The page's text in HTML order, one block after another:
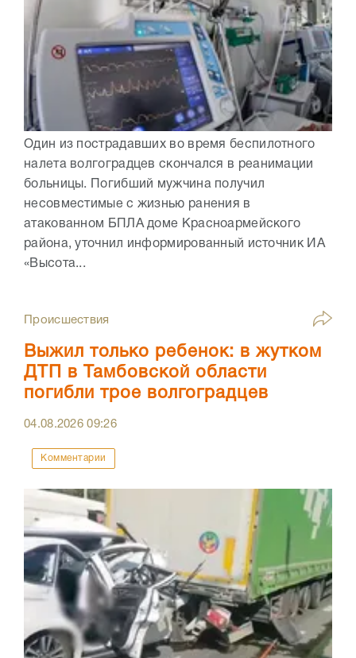
Один из пострадавших во время беспилотного
налета волгоградцев скончался в реанимации
больницы. Погибший мужчина получил
несовместимые с жизнью ранения в
атакованном БПЛА доме Красноармейского
района, уточнил информированный источник ИА
«Высота...
Происшествия
Выжил только ребенок: в жутком
ДТП в Тамбовской области
погибли трое волгоградцев
04.08.202609:26
Комментарии